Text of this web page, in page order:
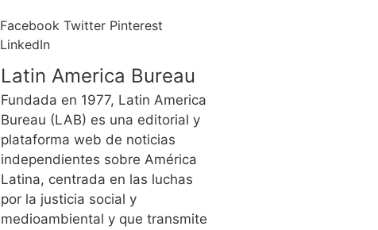
Facebook Twitter Pinterest
LinkedIn
Latin America Bureau
Fundada en 1977, Latin America
Bureau (LAB) es una editorial y
plataforma web de noticias
independientes sobre América
Latina, centrada en las luchas
por la justicia social y
medioambiental y que transmite